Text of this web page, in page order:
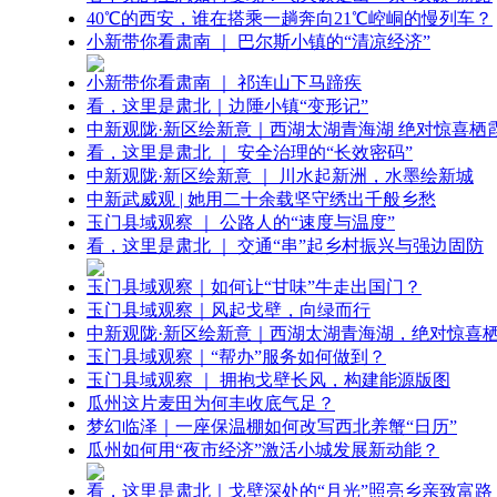
40℃的西安，谁在搭乘一趟奔向21℃崆峒的慢列车？
小新带你看肃南 ｜ 巴尔斯小镇的“清凉经济”
小新带你看肃南 ｜ 祁连山下马蹄疾
看，这里是肃北｜边陲小镇“变形记”
中新观陇·新区绘新意｜西湖太湖青海湖 绝对惊喜栖
看，这里是肃北 ｜ 安全治理的“长效密码”
中新观陇·新区绘新意 ｜ 川水起新洲，水墨绘新城
中新武威观 | 她用二十余载坚守绣出千般乡愁
玉门县域观察 ｜ 公路人的“速度与温度”
看，这里是肃北 ｜ 交通“串”起乡村振兴与强边固防
玉门县域观察｜如何让“甘味”牛走出国门？
玉门县域观察｜风起戈壁，向绿而行
中新观陇·新区绘新意｜西湖太湖青海湖，绝对惊喜
玉门县域观察｜“帮办”服务如何做到？
玉门县域观察 ｜ 拥抱戈壁长风，构建能源版图
瓜州这片麦田为何丰收底气足？
梦幻临泽｜一座保温棚如何改写西北养蟹“日历”
瓜州如何用“夜市经济”激活小城发展新动能？
看，这里是肃北｜戈壁深处的“月光”照亮乡亲致富路